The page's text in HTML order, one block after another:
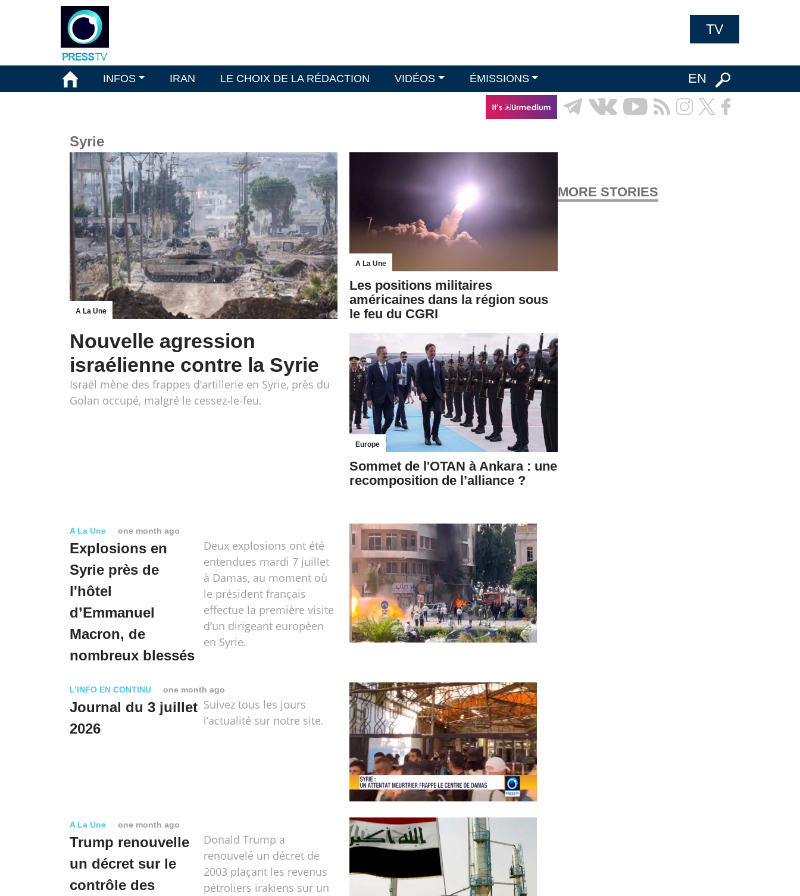
TV
INFOS IRAN LE CHOIX DE LA RÉDACTION VIDÉOS ÉMISSIONS EN
Syrie
A La Une
Nouvelle agression
israélienne contre la Syrie
Israël mène des frappes d’artillerie en Syrie, près du
Golan occupé, malgré le cessez‑le‑feu.
A La Une
Les positions militaires
américaines dans la région sous
le feu du CGRI
Europe
Sommet de l'OTAN à Ankara : une
recomposition de l’alliance ?
MORE STORIES
A La Une one month ago
Explosions en
Syrie près de
l'hôtel
d’Emmanuel
Macron, de
nombreux blessés
Deux explosions ont été
entendues mardi 7 juillet
à Damas, au moment où
le président français
effectue la première visite
d’un dirigeant européen
en Syrie.
L’INFO EN CONTINU one month ago
Journal du 3 juillet
2026
Suivez tous les jours
l’actualité sur notre site.
A La Une one month ago
Trump renouvelle
un décret sur le
contrôle des
Donald Trump a
renouvelé un décret de
2003 plaçant les revenus
pétroliers irakiens sur un